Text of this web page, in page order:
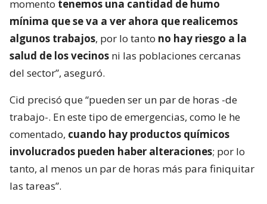
momento tenemos una cantidad de humo
mínima que se va a ver ahora que realicemos
algunos trabajos, por lo tanto no hay riesgo a la
salud de los vecinos ni las poblaciones cercanas
del sector”, aseguró.
Cid precisó que “pueden ser un par de horas -de
trabajo-. En este tipo de emergencias, como le he
comentado, cuando hay productos químicos
involucrados pueden haber alteraciones; por lo
tanto, al menos un par de horas más para finiquitar
las tareas”.